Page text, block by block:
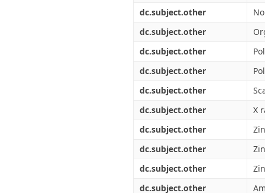
dc.subject.other
dc.subject.other
dc.subject.other
dc.subject.other
dc.subject.other
dc.subject.other
X
dc.subject.other
dc.subject.other
dc.subject.other
dc.subject.other